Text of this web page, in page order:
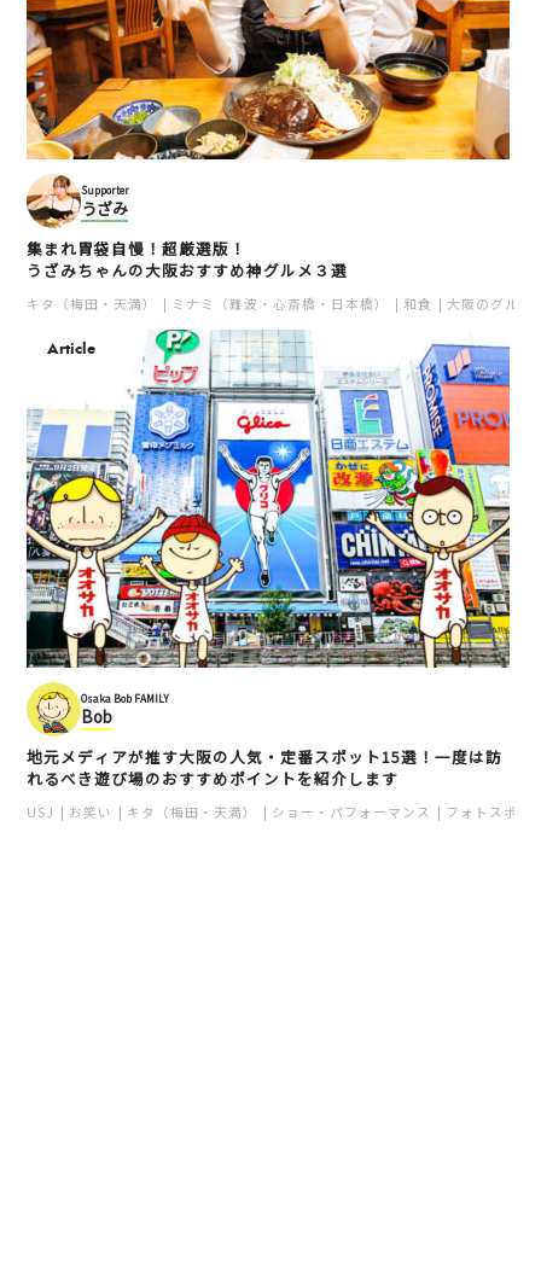
Supporter
うざみ
集まれ胃袋自慢！超厳選版！
うざみちゃんの大阪おすすめ神グルメ３選
キタ（梅田・天満） ミナミ（難波・心斎橋・日本橋） 和食 大阪のグルメ
Article
Osaka Bob FAMILY
Bob
地元メディアが推す大阪の人気・定番スポット15選！一度は訪
れるべき遊び場のおすすめポイントを紹介します
USJ お笑い キタ（梅田・天満） ショー・パフォーマンス フォトスポッ